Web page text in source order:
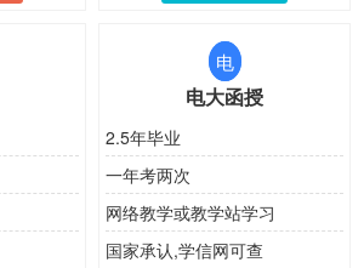
电
电大函授
2.5年毕业
一年考两次
网络教学或教学站学习
国家承认,学信网可查